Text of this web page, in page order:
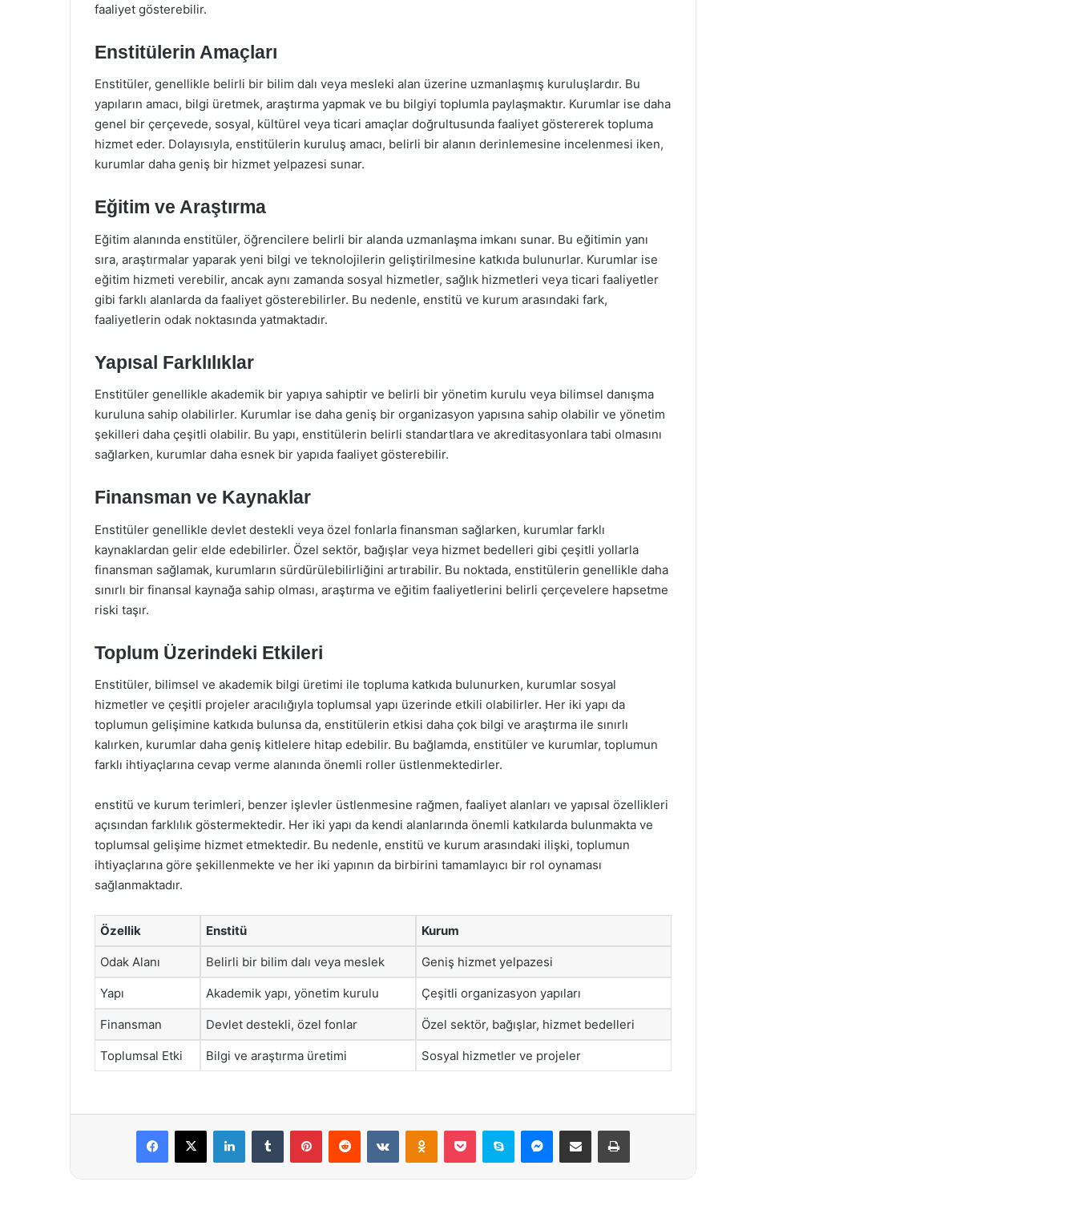
faaliyet gösterebilir.
Enstitülerin Amaçları
Enstitüler, genellikle belirli bir bilim dalı veya mesleki alan üzerine uzmanlaşmış kuruluşlardır. Bu
yapıların amacı, bilgi üretmek, araştırma yapmak ve bu bilgiyi toplumla paylaşmaktır. Kurumlar ise daha
genel bir çerçevede, sosyal, kültürel veya ticari amaçlar doğrultusunda faaliyet göstererek topluma
hizmet eder. Dolayısıyla, enstitülerin kuruluş amacı, belirli bir alanın derinlemesine incelenmesi iken,
kurumlar daha geniş bir hizmet yelpazesi sunar.
Eğitim ve Araştırma
Eğitim alanında enstitüler, öğrencilere belirli bir alanda uzmanlaşma imkanı sunar. Bu eğitimin yanı
sıra, araştırmalar yaparak yeni bilgi ve teknolojilerin geliştirilmesine katkıda bulunurlar. Kurumlar ise
eğitim hizmeti verebilir, ancak aynı zamanda sosyal hizmetler, sağlık hizmetleri veya ticari faaliyetler
gibi farklı alanlarda da faaliyet gösterebilirler. Bu nedenle, enstitü ve kurum arasındaki fark,
faaliyetlerin odak noktasında yatmaktadır.
Yapısal Farklılıklar
Enstitüler genellikle akademik bir yapıya sahiptir ve belirli bir yönetim kurulu veya bilimsel danışma
kuruluna sahip olabilirler. Kurumlar ise daha geniş bir organizasyon yapısına sahip olabilir ve yönetim
şekilleri daha çeşitli olabilir. Bu yapı, enstitülerin belirli standartlara ve akreditasyonlara tabi olmasını
sağlarken, kurumlar daha esnek bir yapıda faaliyet gösterebilir.
Finansman ve Kaynaklar
Enstitüler genellikle devlet destekli veya özel fonlarla finansman sağlarken, kurumlar farklı
kaynaklardan gelir elde edebilirler. Özel sektör, bağışlar veya hizmet bedelleri gibi çeşitli yollarla
finansman sağlamak, kurumların sürdürülebilirliğini artırabilir. Bu noktada, enstitülerin genellikle daha
sınırlı bir finansal kaynağa sahip olması, araştırma ve eğitim faaliyetlerini belirli çerçevelere hapsetme
riski taşır.
Toplum Üzerindeki Etkileri
Enstitüler, bilimsel ve akademik bilgi üretimi ile topluma katkıda bulunurken, kurumlar sosyal
hizmetler ve çeşitli projeler aracılığıyla toplumsal yapı üzerinde etkili olabilirler. Her iki yapı da
toplumun gelişimine katkıda bulunsa da, enstitülerin etkisi daha çok bilgi ve araştırma ile sınırlı
kalırken, kurumlar daha geniş kitlelere hitap edebilir. Bu bağlamda, enstitüler ve kurumlar, toplumun
farklı ihtiyaçlarına cevap verme alanında önemli roller üstlenmektedirler.
enstitü ve kurum terimleri, benzer işlevler üstlenmesine rağmen, faaliyet alanları ve yapısal özellikleri
açısından farklılık göstermektedir. Her iki yapı da kendi alanlarında önemli katkılarda bulunmakta ve
toplumsal gelişime hizmet etmektedir. Bu nedenle, enstitü ve kurum arasındaki ilişki, toplumun
ihtiyaçlarına göre şekillenmekte ve her iki yapının da birbirini tamamlayıcı bir rol oynaması
sağlanmaktadır.
Özellik Enstitü Kurum
Odak Alanı Belirli bir bilim dalı veya meslek Geniş hizmet yelpazesi
Yapı Akademik yapı, yönetim kurulu Çeşitli organizasyon yapıları
Finansman Devlet destekli, özel fonlar Özel sektör, bağışlar, hizmet bedelleri
Toplumsal Etki Bilgi ve araştırma üretimi Sosyal hizmetler ve projeler
Facebook
X LinkedInTumblr PinterestReddit VKontakteOdnoklassniki
Pocket Skype Messenger
E-Posta ile paylaş Yazdır